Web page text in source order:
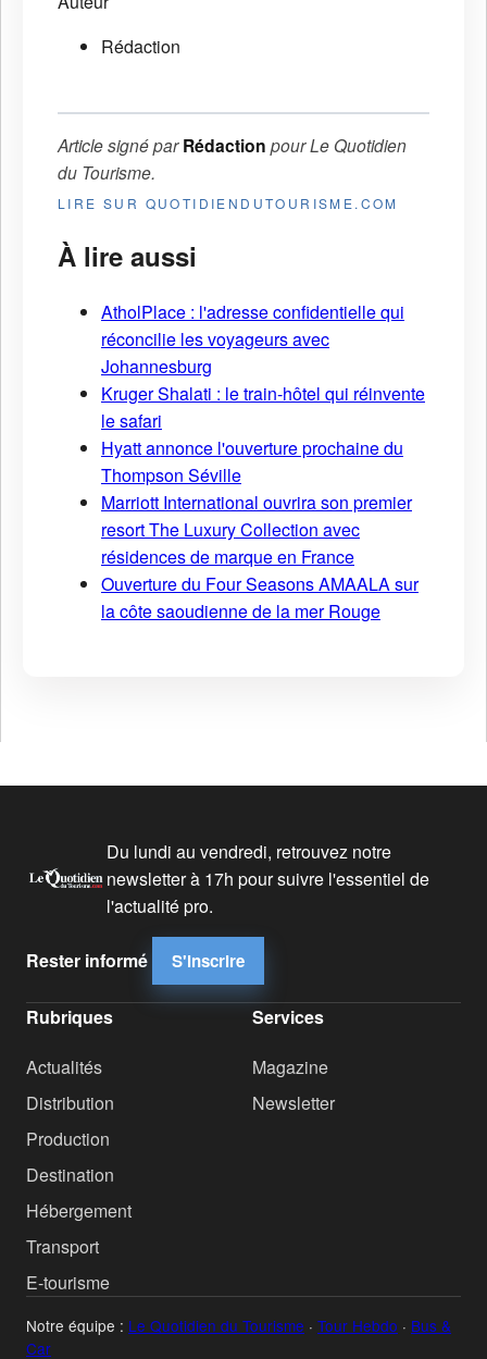
Rédaction
Article signé parRédaction pourLe Quotidien
du Tourisme.
LIRE SUR QUOTIDIENDUTOURISME.COM
À lire aussi
AtholPlace : l'adresse confidentielle qui
réconcilie les voyageurs avec
Johannesburg
Kruger Shalati : le train-hôtel qui réinvente
le safari
Hyatt annonce l'ouverture prochaine du
Thompson Séville
Marriott International ouvrira son premier
resort The Luxury Collection avec
résidences de marque en France
Ouverture du Four Seasons AMAALA sur
la côte saoudienne de la mer Rouge
Du lundi au vendredi, retrouvez notre
newsletter à 17h pour suivre l'essentiel de
l'actualité pro.
Rester informé S'inscrire
Rubriques
Actualités
Distribution
Production
Destination
Hébergement
Transport
E-tourisme
Services
Magazine
Newsletter
Notre équipe : Le Quotidien du Tourisme · Tour Hebdo · Bus &
Car